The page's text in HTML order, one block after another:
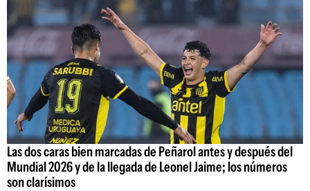
Las dos caras bien marcadas de Peñarol antes y después del
Mundial 2026 y de la llegada de Leonel Jaime; los números
son clarísimos